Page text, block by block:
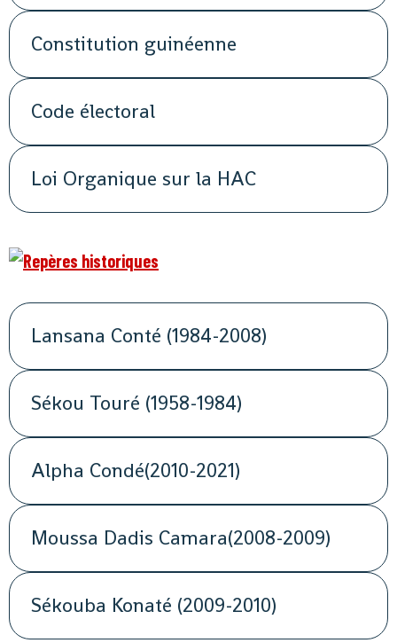
Constitution guinéenne
Code électoral
Loi Organique sur la HAC
Lansana Conté (1984-2008)
Sékou Touré (1958-1984)
Alpha Condé(2010-2021)
Moussa Dadis Camara(2008-2009)
Sékouba Konaté (2009-2010)